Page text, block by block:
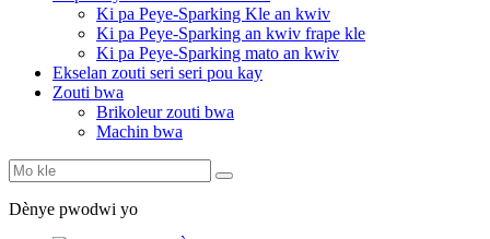
Ki pa Peye-Sparking Kle an kwiv
Ki pa Peye-Sparking an kwiv frape kle
Ki pa Peye-Sparking mato an kwiv
Ekselan zouti seri seri pou kay
Zouti bwa
Brikoleur zouti bwa
Machin bwa
Dènye pwodwi yo